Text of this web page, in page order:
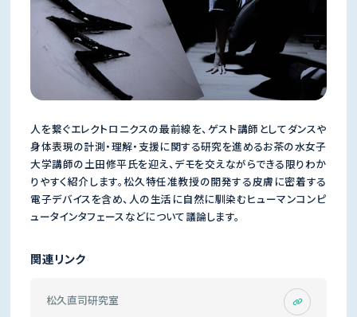
人を繋ぐエレクトロニクスの最前線を、ゲスト講師としてダンスや
身体表現の計測・理解・支援に関する研究を進めるお茶の水女子
大学講師の土田修平氏を迎え、デモを交えながらできる限りわか
りやすく紹介します。松久特任准教授の開発する皮膚に密着する
電子デバイスを含め、人の生活に自然に馴染むヒューマンコンピ
ュータインタフェースなどについて議論します。
関連リンク
松久直司研究室